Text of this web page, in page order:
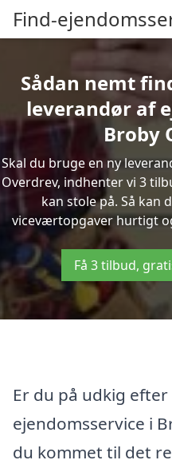
Find-
Sådan nemt
leverandør af
Broby
Skal du bruge en ny
Overdrev, indhenter vi 3
kan stole på. Så kan
viceværtopgaver hurtigt
Få 3 tilbud,
Er du på udkig
ejendomsservice i
du kommet til det